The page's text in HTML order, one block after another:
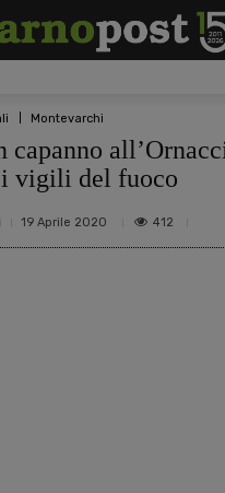
Montevarchi
capanno
vigili del fuoco
19 Aprile 2020 412